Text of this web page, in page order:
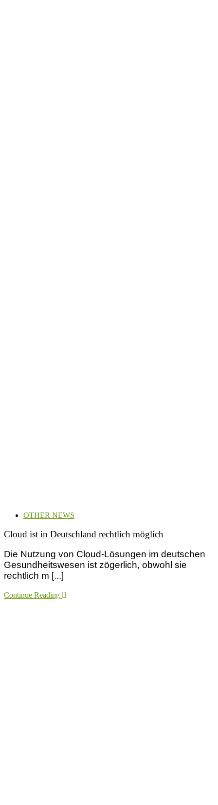
OTHER NEWS
Cloud ist in Deutschland rechtlich möglich
Die Nutzung von Cloud-Lösungen im deutschen
Gesundheitswesen ist zögerlich, obwohl sie
rechtlich m [...]
Continue Reading